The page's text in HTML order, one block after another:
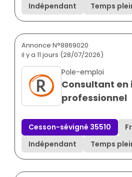
Indépendant
Temps
Annonce N°8869020
il y a 11 jours (28/07/2026)
Pole-emploi
Consultant
professionnel
Cesson-sévigné 35510
Indépendant
Temps